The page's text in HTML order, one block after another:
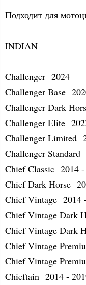
Подходит для
INDIAN
Challenger 2024
Challenger Base
Challenger Dark
Challenger Elite
Challenger Limited
Challenger
Chief Classic 2014 -
Chief Dark Horse
Chief Vintage 2014
Chief Vintage Dark
Chief Vintage Dark
Chief Vintage
Chief Vintage
Chieftain 2014 -